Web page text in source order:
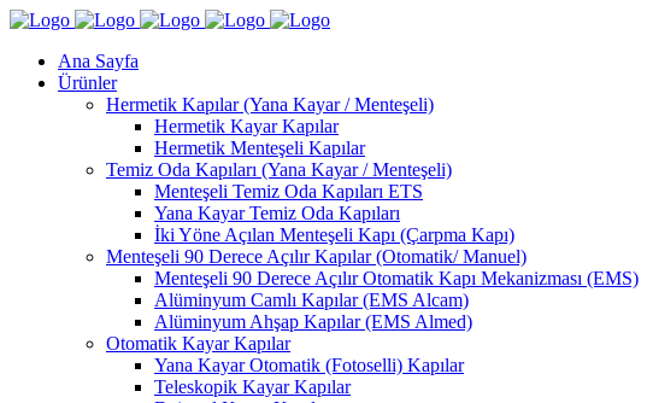
Ana Sayfa
Ürünler
Hermetik Kapılar (Yana Kayar / Menteşeli)
Hermetik Kayar Kapılar
Hermetik Menteşeli Kapılar
Temiz Oda Kapıları (Yana Kayar / Menteşeli)
Menteşeli Temiz Oda Kapıları ETS
Yana Kayar Temiz Oda Kapıları
İki Yöne Açılan Menteşeli Kapı (Çarpma Kapı)
Menteşeli 90 Derece Açılır Kapılar (Otomatik/ Manuel)
Menteşeli 90 Derece Açılır Otomatik Kapı Mekanizması (EMS)
Alüminyum Camlı Kapılar (EMS Alcam)
Alüminyum Ahşap Kapılar (EMS Almed)
Otomatik Kayar Kapılar
Yana Kayar Otomatik (Fotoselli) Kapılar
Teleskopik Kayar Kapılar